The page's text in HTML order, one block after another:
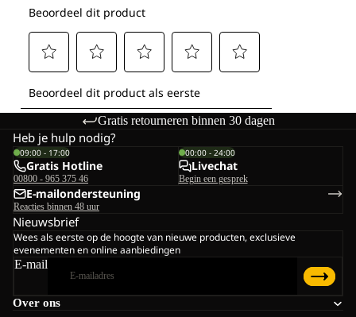
Gratis retourneren binnen 30 dagen
Over ons
Heb je hulp nodig?
09:00 - 17:00
Gratis Hotline
00800 - 965 375 46
00:00 - 24:00
Livechat
Begin een gesprek
E-mailondersteuning
Reacties binnen 48 uur
Nieuwsbrief
Wees als eerste op de hoogte van nieuwe producten, exclusieve
evenementen en online aanbiedingen
E-mail